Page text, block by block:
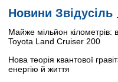
Новини Звідусіль
Майже мільйон кілометрів:
Toyota Land Cruiser 200
Нова теорія квантової
енергію й життя